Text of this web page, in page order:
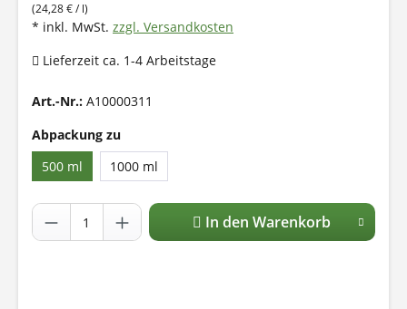
(24,28 € / l)
* inkl. MwSt. zzgl. Versandkosten
Lieferzeit ca. 1-4 Arbeitstage
Art.-Nr.: A10000311
Abpackung zu
500 ml
1000 ml
In den Warenkorb